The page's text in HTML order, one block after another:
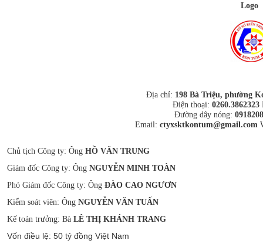
Logo
Địa chỉ: 198 Bà Triệu, phường
Điện thoại: 0260.3862323
Đường dây nóng:
Email: ctyxsktkontum@gmail.com
Chủ tịch Công ty: Ông HỒ VĂN TRUNG
Giám đốc Công ty: Ông NGUYỄN MINH TOÀN
Phó Giám đốc Công ty: Ông ĐÀO CAO NGƯƠN
Kiểm soát viên: Ông NGUYỄN VĂN TUẤN
Kế toán trưởng: Bà LÊ THỊ KHÁNH TRANG
Vốn điều lệ: 50 tỷ đồng Việt Nam